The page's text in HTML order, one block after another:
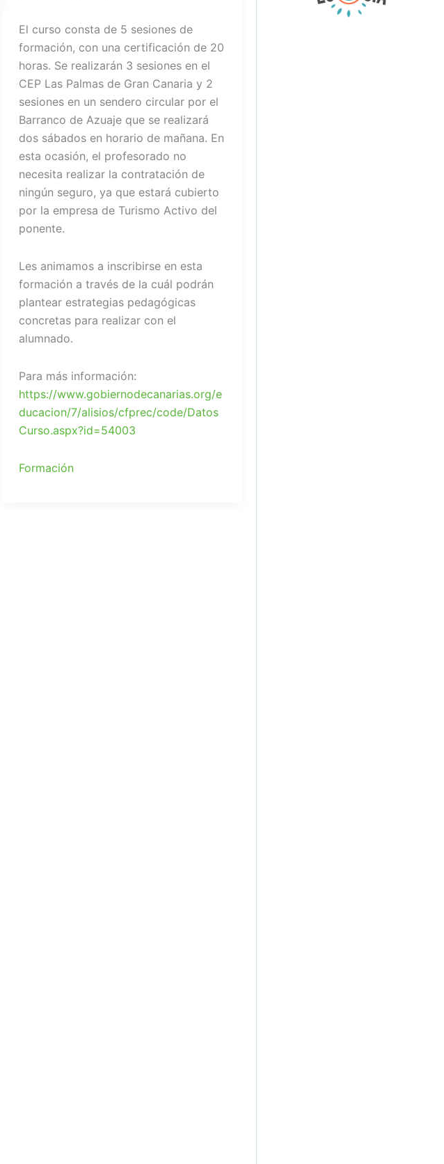
El curso consta de 5 sesiones de
formación, con una certificación de 20
horas. Se realizarán 3 sesiones en el
CEP Las Palmas de Gran Canaria y 2
sesiones en un sendero circular por el
Barranco de Azuaje que se realizará
dos sábados en horario de mañana. En
esta ocasión, el profesorado no
necesita realizar la contratación de
ningún seguro, ya que estará cubierto
por la empresa de Turismo Activo del
ponente.
Les animamos a inscribirse en esta
formación a través de la cuál podrán
plantear estrategias pedagógicas
concretas para realizar con el
alumnado.
Para más información:
https://www.gobiernodecanarias.org/e
ducacion/7/alisios/cfprec/code/Datos
Curso.aspx?id=54003
Formación